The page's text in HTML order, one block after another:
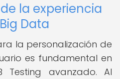
la experiencia
Data
la personalización de
es fundamental en
avanzado. Al